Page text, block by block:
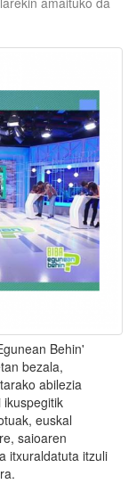
Behin'
bezala,
abilezia
euskal
saioaren
itxuraldatuta itzuli